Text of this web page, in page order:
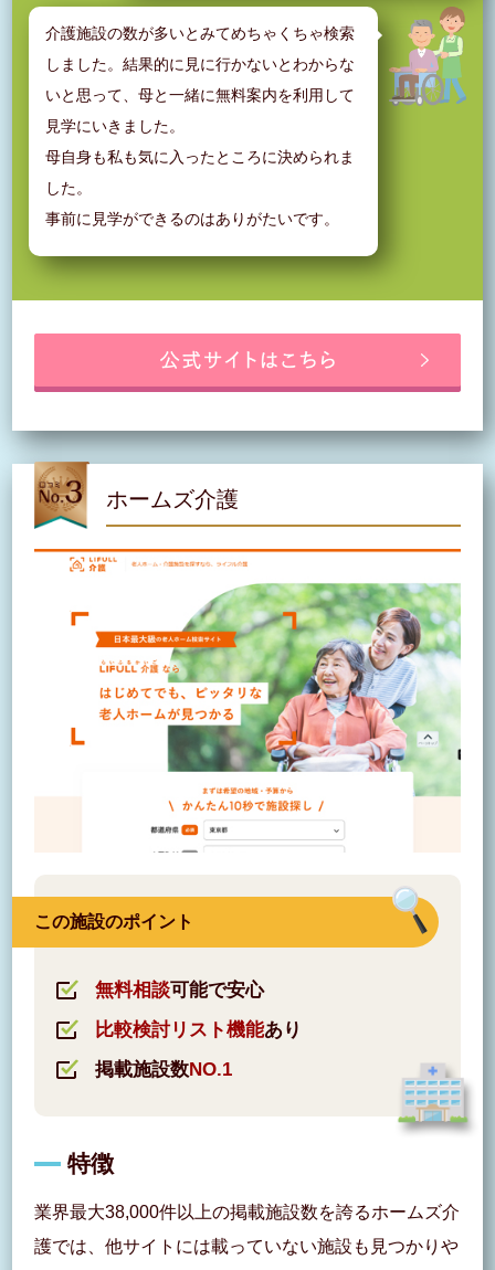
介護施設の数が多いとみてめちゃくちゃ検索
しました。結果的に見に行かないとわからな
いと思って、母と一緒に無料案内を利用して
見学にいきました。
母自身も私も気に入ったところに決められま
した。
事前に見学ができるのはありがたいです。
ホームズ介護
この施設のポイント
無料相談可能で安心
比較検討リスト機能あり
掲載施設数NO.1
特徴
業界最大38,000件以上の掲載施設数を誇るホームズ介
護では、他サイトには載っていない施設も見つかりや